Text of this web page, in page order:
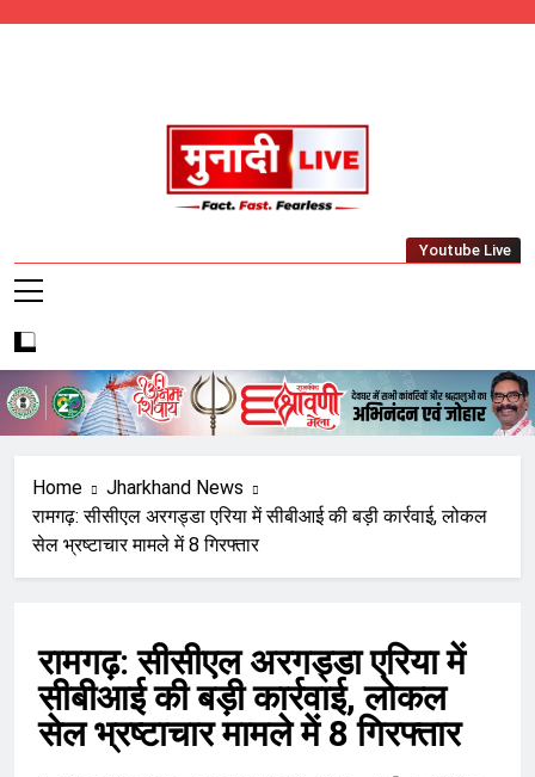
Munadi Live – Jharkhand's Leading Local
Youtube Live
Home
Jharkhand News
रामगढ़: सीसीएल अरगड्डा एरिया में सीबीआई की बड़ी कार्रवाई, लोकल
सेल भ्रष्टाचार मामले में 8 गिरफ्तार
रामगढ़: सीसीएल अरगड्डा एरिया में
सीबीआई की बड़ी कार्रवाई, लोकल
सेल भ्रष्टाचार मामले में 8 गिरफ्तार